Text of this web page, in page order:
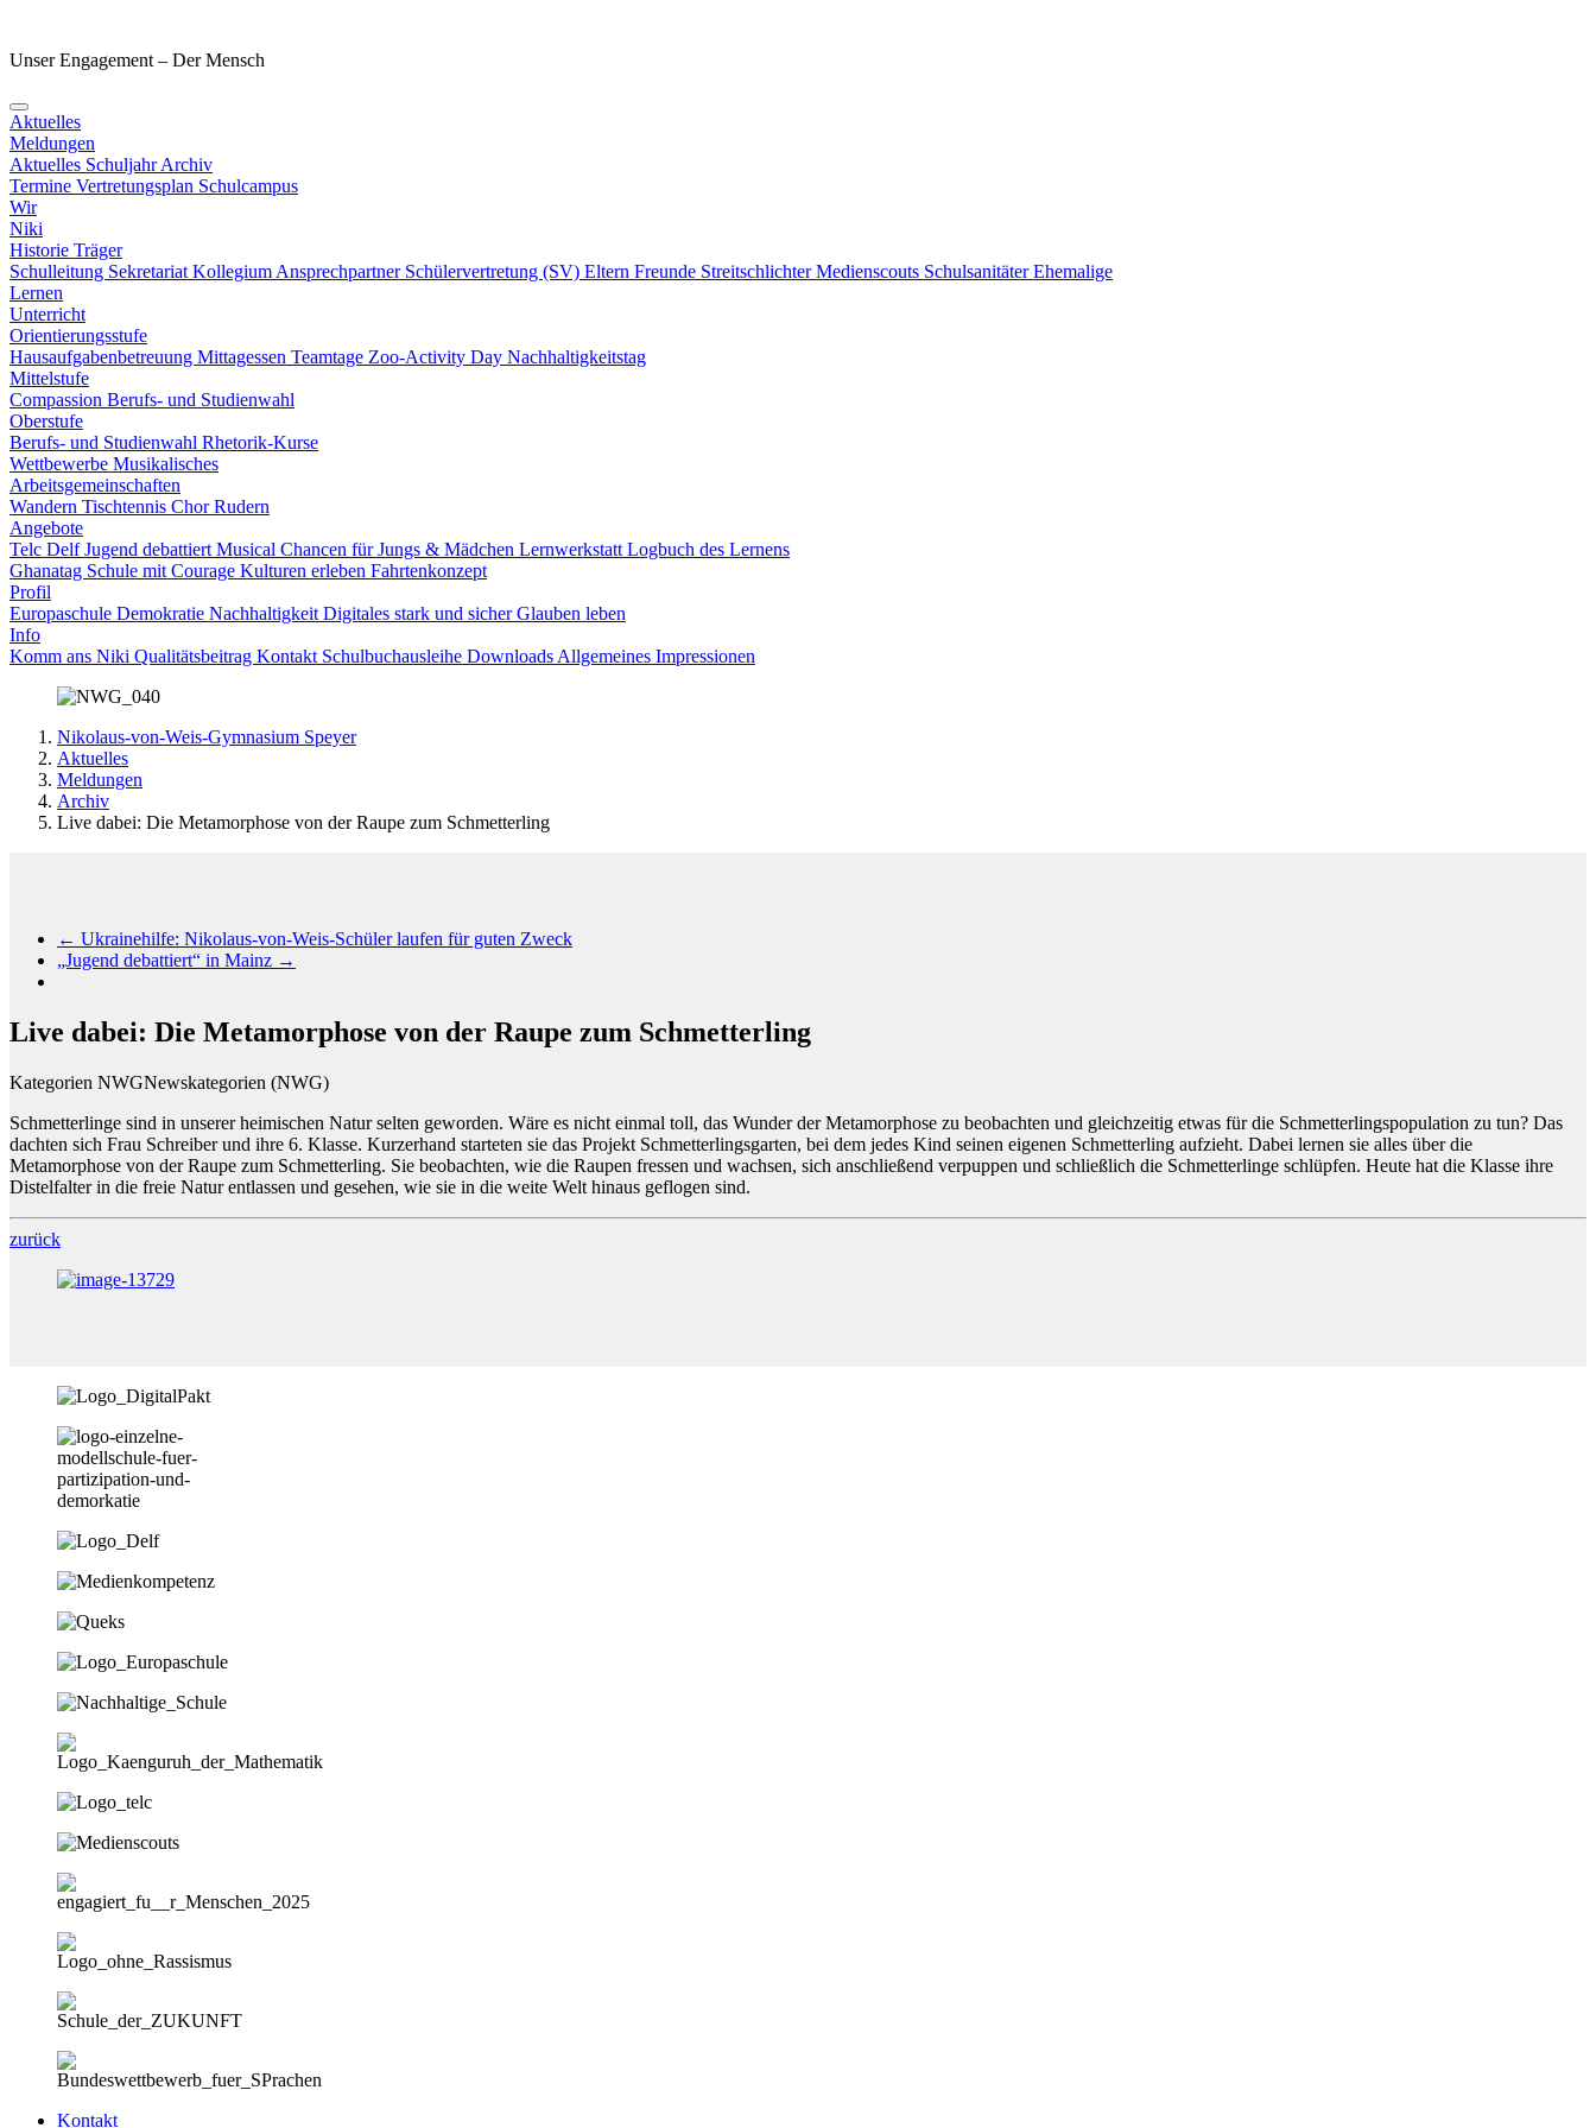
Unser Engagement – Der Mensch
Aktuelles
Meldungen
Aktuelles SchuljahrArchiv
Termine Vertretungsplan Schulcampus
Wir
Niki
Historie Träger
Schulleitung Sekretariat Kollegium Ansprechpartner Schülervertretung (SV) Eltern Freunde StreitschlichterMedienscouts SchulsanitäterEhemalige
Lernen
Unterricht
Orientierungsstufe
Hausaufgabenbetreuung Mittagessen Teamtage Zoo-Activity Day Nachhaltigkeitstag
Mittelstufe
Compassion Berufs- und Studienwahl
Oberstufe
Berufs- und Studienwahl Rhetorik-Kurse
Wettbewerbe Musikalisches
Arbeitsgemeinschaften
Wandern Tischtennis ChorRudern
Angebote
Telc DelfJugend debattiert Musical Chancen für Jungs & Mädchen Lernwerkstatt Logbuch des Lernens
Ghanatag Schule mit Courage Kulturen erleben Fahrtenkonzept
Profil
Europaschule Demokratie Nachhaltigkeit Digitales stark und sicherGlauben leben
Info
Komm ans Niki Qualitätsbeitrag Kontakt Schulbuchausleihe Downloads Allgemeines Impressionen
Nikolaus-von-Weis-Gymnasium Speyer
Aktuelles
Meldungen
Archiv
Live dabei: Die Metamorphose von der Raupe zum Schmetterling
← Ukrainehilfe: Nikolaus-von-Weis-Schüler laufen für guten Zweck
„Jugend debattiert“ in Mainz →
Live dabei: Die Metamorphose von der Raupe zum Schmetterling
Kategorien NWGNewskategorien (NWG)
Schmetterlinge sind in unserer heimischen Natur selten geworden. Wäre es nicht einmal toll, das Wunder der Metamorphose zu beobachten und gleichzeitig etwas für die Schmetterlingspopulation zu tun? Das
dachten sich Frau Schreiber und ihre 6. Klasse. Kurzerhand starteten sie das Projekt Schmetterlingsgarten, bei dem jedes Kind seinen eigenen Schmetterling aufzieht. Dabei lernen sie alles über die
Metamorphose von der Raupe zum Schmetterling. Sie beobachten, wie die Raupen fressen und wachsen, sich anschließend verpuppen und schließlich die Schmetterlinge schlüpfen. Heute hat die Klasse ihre
Distelfalter in die freie Natur entlassen und gesehen, wie sie in die weite Welt hinaus geflogen sind.
zurück
Kontakt